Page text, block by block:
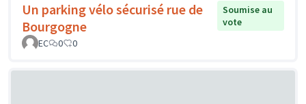
Un parking vélo sécurisé rue de
Bourgogne
Soumise au
vote
EC
0 0